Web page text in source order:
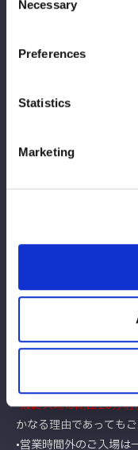
Selection
Necessary
Preferences
Statistics
Marketing
★《Tam
【イベント参加ルール、
観戦規約
■ 営業時間
•4/27（月）・4/28（
■ 注意事項
日によって営業時間が
•最終入場は閉館10分前
かなる理由であっても
•営業時間外のご入場は